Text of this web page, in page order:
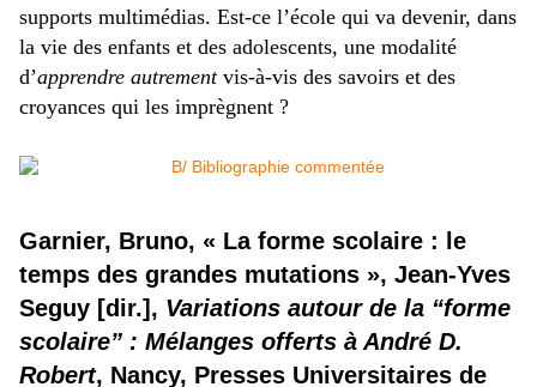
supports multimédias. Est-ce l’école qui va devenir, dans
la vie des enfants et des adolescents, une modalité
d’apprendre autrementvis-à-vis des savoirs et des
croyances qui les imprègnent ?
Garnier, Bruno, « La forme scolaire : le
temps des grandes mutations », Jean-Yves
Seguy [dir.], Variations autour de la “forme
scolaire” : Mélanges offerts à André D.
Robert, Nancy, Presses Universitaires de